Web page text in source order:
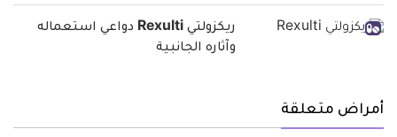
ريكزولتي Rexulti دواعي استعماله
وآثاره الجانبية
أمراض متعلقة